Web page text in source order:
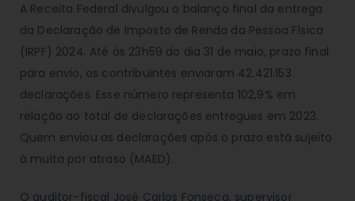
A Receita Federal divulgou o balanço final da entrega
da Declaração de Imposto de Renda da Pessoa Física
(IRPF) 2024. Até às 23h59 do dia 31 de maio, prazo final
para envio, os contribuintes enviaram 42.421.153
declarações. Esse número representa 102,9% em
relação ao total de declarações entregues em 2023.
Quem enviou as declarações após o prazo está sujeito
à multa por atraso (MAED).
O auditor-fiscal José Carlos Fonseca, supervisor